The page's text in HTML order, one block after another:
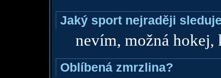
Jaký sport nejraději
nevím, možná hokej,
Oblíbená zmrzlina?